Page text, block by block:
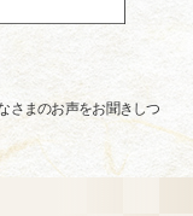
さまのお声をお聞きしつ